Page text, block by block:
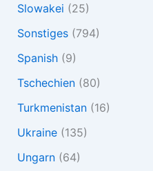
Slowakei (25)
Sonstiges(794)
Spanish(9)
Tschechien(80)
Turkmenistan(16)
Ukraine(135)
Ungarn(64)